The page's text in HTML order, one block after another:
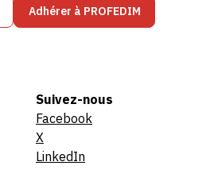
Adhérer à PROFEDIM
Suivez-nous
Facebook
X
LinkedIn